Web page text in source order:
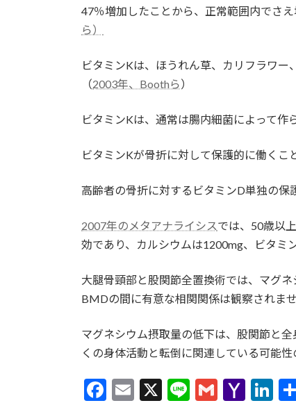
47％増加したことから、正常範囲内でさ
ら）
ビタミンKは、ほうれん草、カリフラワー
（2003年、Boothら）
ビタミンKは、通常は腸内細菌によって作
ビタミンKが骨折に対して保護的に働くこ
高齢者の骨折に対するビタミンD単独の
2007年のメタアナライシスでは、50歳以
効であり、カルシウムは1200mg、ビタミ
大腿骨頸部と股関節全置換術では、マグ
BMDの間に有意な相関関係は観察されま
マグネシウム摂取量の低下は、股関節と
くの身体活動と転倒に関連している可能
F
E
X
Li G
Y
Li